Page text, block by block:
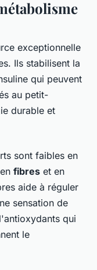
exceptionnelle
Ils stabilisent la
qui peuvent
au petit-
durable et
sont faibles en
fibres et en
aide à réguler
sensation de
qui
le